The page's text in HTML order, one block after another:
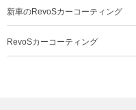
新車のRevoSカーコーティング
RevoSカーコーティング